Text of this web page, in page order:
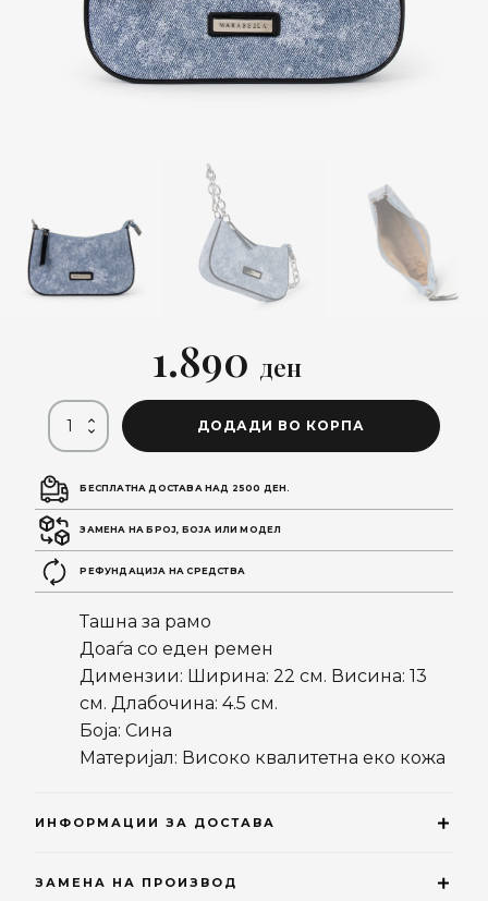
1.890 ден
ДОДАДИ ВО КОРПА
БЕСПЛАТНА ДОСТАВА НАД 2500 ДЕН.
ЗАМЕНА НА БРОЈ, БОЈА ИЛИ МОДЕЛ
РЕФУНДАЦИЈА НА СРЕДСТВА
Ташна за рамо
Доаѓа со еден ремен
Димензии: Ширина: 22 см. Висина: 13
см. Длабочина: 4.5 см.
Боја: Сина
Материјал: Високо квалитетна еко кожа
ИНФОРМАЦИИ ЗА ДОСТАВА
ЗАМЕНА НА ПРОИЗВОД